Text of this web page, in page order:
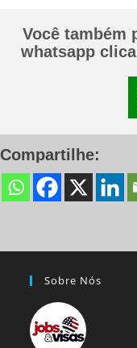
Você também
whatsapp
Compartilhe:
Sobre Nós